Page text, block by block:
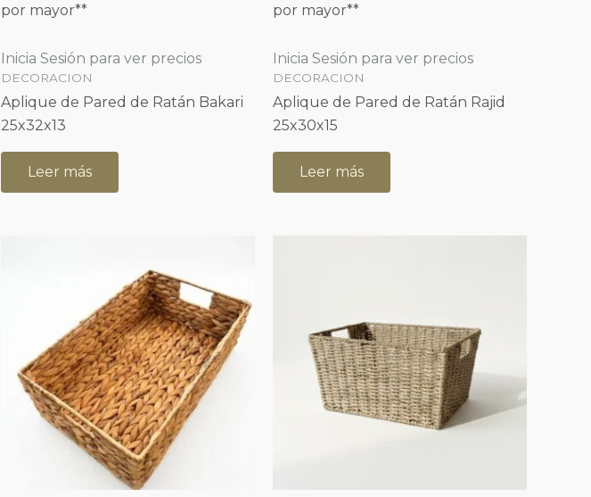
por mayor**
Inicia Sesión para ver precios
DECORACION
Aplique de Pared de Ratán Bakari
25x32x13
Leer más
por mayor**
Inicia Sesión para ver precios
DECORACION
Aplique de Pared de Ratán Rajid
25x30x15
Leer más